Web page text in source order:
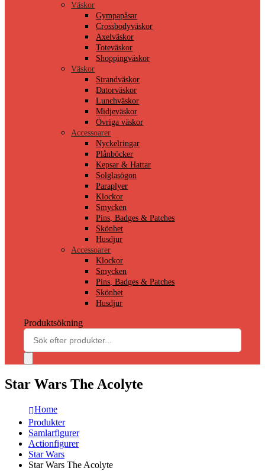
Väskor
Gympapåsar
Crossbodyväskor
Axelväskor
Toteväskor
Shoppingväskor
Väskor
Strandväskor
Datorväskor
Lunchväskor
Midjeväskor
Övriga väskor
Accessoarer
Nyckelringar
Plånböcker
Kepsar & Hattar
Solglasögon
Paraplyer
Klockor
Smycken
Pins, Badges & Patches
Skönhet
Husdjur
Accessoarer
Klockor
Smycken
Pins, Badges & Patches
Skönhet
Husdjur
Produktsökning
Star Wars The Acolyte
Home
Produkter
Samlarfigurer
Actionfigurer
Star Wars
Star Wars The Acolyte